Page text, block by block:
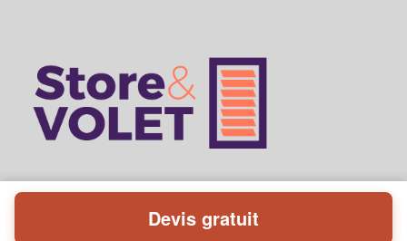
Powered byPlus que pro
Devis gratuit